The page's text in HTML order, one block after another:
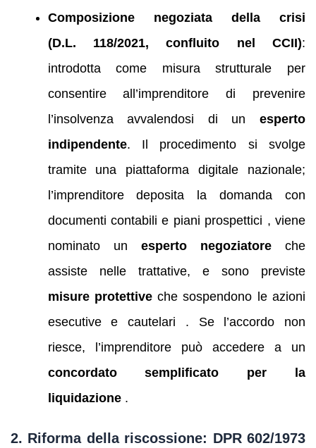
Composizione negoziata della crisi
(D.L. 118/2021, confluito nel CCII):
introdotta come misura strutturale per
consentire all’imprenditore di prevenire
l’insolvenza avvalendosi di un esperto
indipendente. Il procedimento si svolge
tramite una piattaforma digitale nazionale;
l’imprenditore deposita la domanda con
documenti contabili e piani prospettici , viene
nominato un esperto negoziatoreche
assiste nelle trattative, e sono previste
misure protettiveche sospendono le azioni
esecutive e cautelari . Se l’accordo non
riesce, l’imprenditore può accedere a un
concordato semplificato per la
liquidazione.
2. Riforma della riscossione: DPR 602/1973